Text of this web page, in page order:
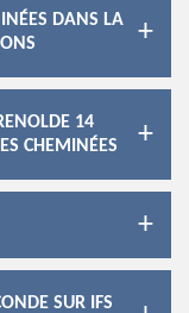
DANS LA
14
CHEMINÉES
SUR IFS